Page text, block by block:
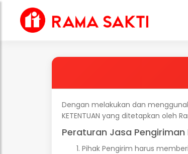
Dengan melakukan dan
KETENTUAN yang ditetapkan oleh
Peraturan Jasa Pengiriman
Pihak Pengirim harus